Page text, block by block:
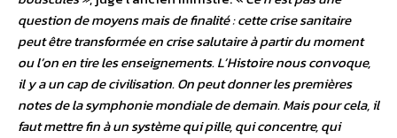
question de moyens mais de finalité : cette crise sanitaire
peut être transformée en crise salutaire à partir du moment
ou l’on en tire les enseignements. L’Histoire nous convoque,
il y a un cap de civilisation. On peut donner les premières
notes de la symphonie mondiale de demain. Mais pour cela, il
faut mettre fin à un système qui pille, qui concentre, qui